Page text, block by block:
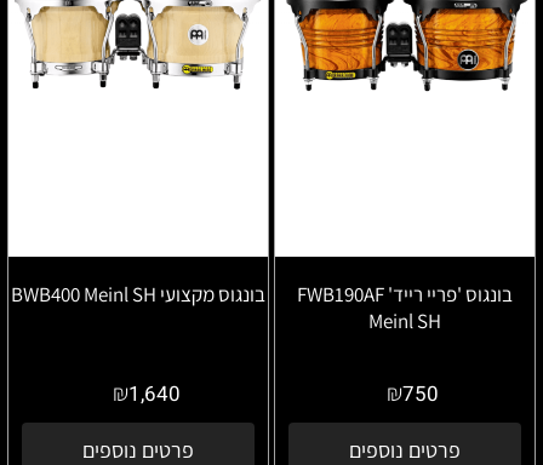
בונגוס 'פריי רייד' FWB190AF
Meinl SH
₪750
פרטים נוספים
בונגוס מקצועי BWB400 Meinl SH
₪1,640
פרטים נוספים